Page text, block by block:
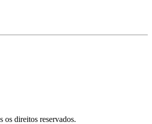
direitos reservados.